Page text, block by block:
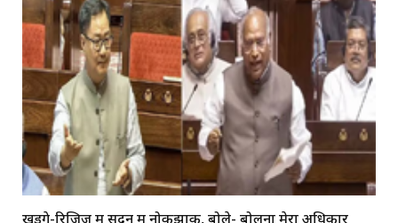
खड़गे-रिजिजू में सदन में नोकझोंक, बोले- बोलना मेरा अधिकार